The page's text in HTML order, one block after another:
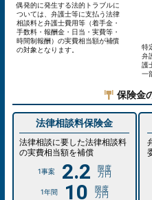
偶発的に発生する法的トラブルに
ついては、弁護士等に支払う法律
相談料と弁護士費用等（着手金・
手数料・報酬金・日当・実費等・
時間制報酬）の実費相当額が補償
の対象となります。
特
弁
護
一
保険金
法律相談料保険金
法律相談に要した法律相談料
の実費相当額を補償
1事案 2.2 万円
1年間 10 万円